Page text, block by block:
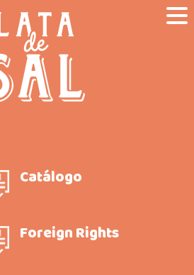
Catálogo
Foreign Rights